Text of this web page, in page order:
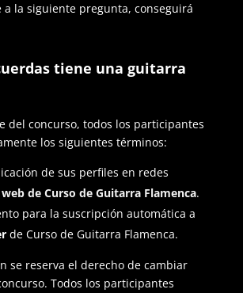
a la siguiente pregunta, conseguirá
tiene una guitarra
del concurso, todos los participantes
los siguientes términos:
de sus perfiles en redes
web de Curso de Guitarra Flamenca.
para la suscripción automática a
de Curso de Guitarra Flamenca.
se reserva el derecho de cambiar
Todos los participantes